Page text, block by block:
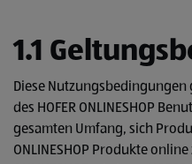
1.1
Diese
des HOFER ONLINESHOP
gesamten Umfang, sich
ONLINESHOP Produkte online